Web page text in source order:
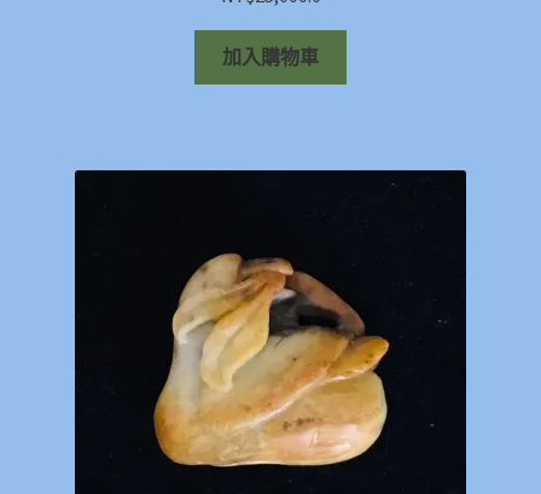
加入購物車